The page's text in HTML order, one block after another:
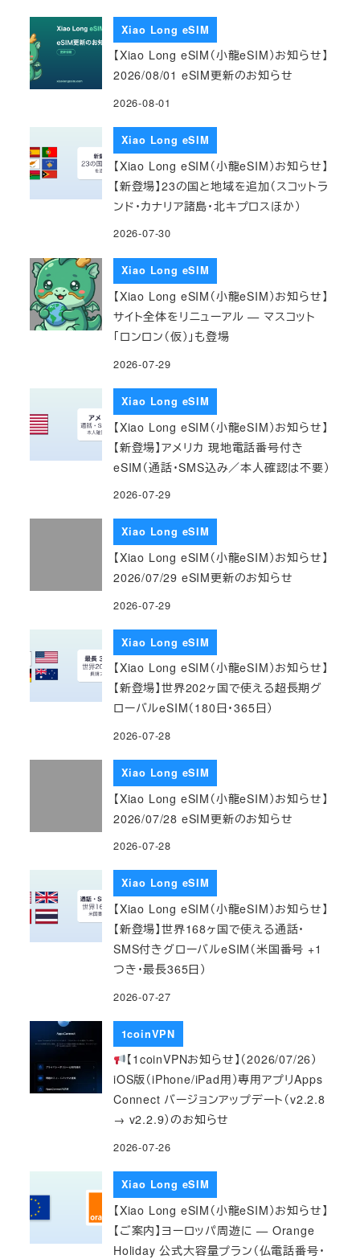
Xiao Long eSIM
【Xiao Long eSIM（小龍eSIM）お知らせ】
2026/08/01 eSIM更新のお知らせ
2026-08-01
Xiao Long eSIM
【Xiao Long eSIM（小龍eSIM）お知らせ】
【新登場】23の国と地域を追加（スコットラ
ンド・カナリア諸島・北キプロスほか）
2026-07-30
Xiao Long eSIM
【Xiao Long eSIM（小龍eSIM）お知らせ】
サイト全体をリニューアル — マスコット
「ロンロン（仮）」も登場
2026-07-29
Xiao Long eSIM
【Xiao Long eSIM（小龍eSIM）お知らせ】
【新登場】アメリカ 現地電話番号付き
eSIM（通話・SMS込み／本人確認は不要）
2026-07-29
Xiao Long eSIM
【Xiao Long eSIM（小龍eSIM）お知らせ】
2026/07/29 eSIM更新のお知らせ
2026-07-29
Xiao Long eSIM
【Xiao Long eSIM（小龍eSIM）お知らせ】
【新登場】世界202ヶ国で使える超長期グ
ローバルeSIM（180日・365日）
2026-07-28
Xiao Long eSIM
【Xiao Long eSIM（小龍eSIM）お知らせ】
2026/07/28 eSIM更新のお知らせ
2026-07-28
Xiao Long eSIM
【Xiao Long eSIM（小龍eSIM）お知らせ】
【新登場】世界168ヶ国で使える通話・
SMS付きグローバルeSIM（米国番号 +1
つき・最長365日）
2026-07-27
1coinVPN
【1coinVPNお知らせ】（2026/07/26）
iOS版（iPhone/iPad用）専用アプリApps
Connect バージョンアップデート（v2.2.8
→ v2.2.9）のお知らせ
2026-07-26
Xiao Long eSIM
【Xiao Long eSIM（小龍eSIM）お知らせ】
【ご案内】ヨーロッパ周遊に — Orange
Holiday 公式大容量プラン（仏電話番号・